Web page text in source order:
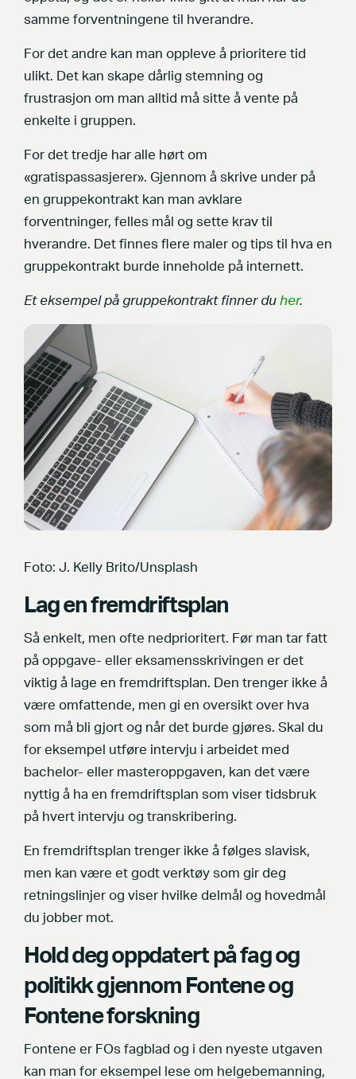
samme forventningene til hverandre.
For det andre kan man oppleve å prioritere tid
ulikt. Det kan skape dårlig stemning og
frustrasjon om man alltid må sitte å vente på
enkelte i gruppen.
For det tredje har alle hørt om
«gratispassasjerer». Gjennom å skrive under på
en gruppekontrakt kan man avklare
forventninger, felles mål og sette krav til
hverandre. Det finnes flere maler og tips til hva en
gruppekontrakt burde inneholde på internett.
Et eksempel på gruppekontrakt finner du her.
Foto: J. Kelly Brito/Unsplash
Lag en fremdriftsplan
Så enkelt, men ofte nedprioritert. Før man tar fatt
på oppgave- eller eksamensskrivingen er det
viktig å lage en fremdriftsplan. Den trenger ikke å
være omfattende, men gi en oversikt over hva
som må bli gjort og når det burde gjøres. Skal du
for eksempel utføre intervju i arbeidet med
bachelor- eller masteroppgaven, kan det være
nyttig å ha en fremdriftsplan som viser tidsbruk
på hvert intervju og transkribering.
En fremdriftsplan trenger ikke å følges slavisk,
men kan være et godt verktøy som gir deg
retningslinjer og viser hvilke delmål og hovedmål
du jobber mot.
Hold deg oppdatert på fag og
politikk gjennom Fontene og
Fontene forskning
Fontene er FOs fagblad og i den nyeste utgaven
kan man for eksempel lese om helgebemanning,